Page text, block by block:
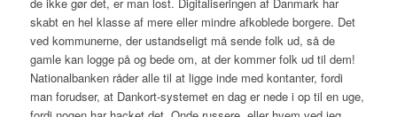
skabt en hel klasse af mere eller mindre afkoblede borgere. Det
ved kommunerne, der ustandseligt må sende folk ud, så de
gamle kan logge på og bede om, at der kommer folk ud til dem!
Nationalbanken råder alle til at ligge inde med kontanter, fordi
man forudser, at Dankort-systemet en dag er nede i op til en uge,